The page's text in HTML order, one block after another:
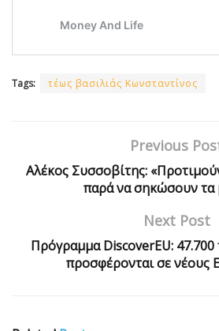
Tags: τέως βασιλιάς Κωνσταντίνος
Previous
Αλέκος Συσσοβίτης:
παρά να σηκώσουν τα
Next Post
Πρόγραμμα DiscoverEU: 47.700
προσφέρονται σε νέους